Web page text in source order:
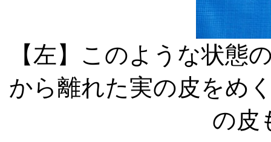
【左】このような状
から離れた実の皮を
の皮